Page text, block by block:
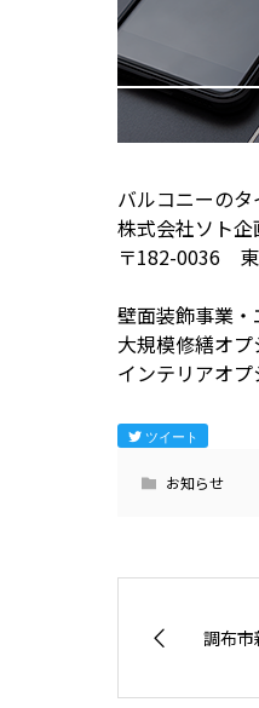
バルコニーの
株式会社ソト企
〒182-0036
壁面装飾事業
大規模修繕オ
インテリアオ
ツイート
お知らせ
調布市